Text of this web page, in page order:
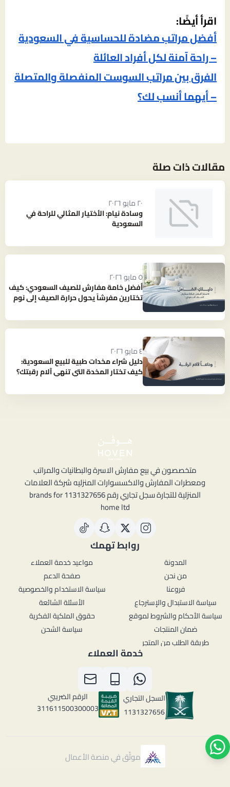
اقرأ أيضًا:
أفضل مراتب مضادة للحساسية في السعودية
– راحة آمنة لكل أفراد العائلة
الفرق بين مراتب السوست المنفصلة والمتصلة
– أيهما أنسب لك؟
مقالات ذات صلة
٢٠ مايو ٢٠٢٦
وسادة نيام: الأختيار المثالي للراحة في
السعودية
٥ مايو ٢٠٢٦
أفضل خامة مفارش للصيف السعودي: كيف
تختارين مفرشاً يحول حرارة الصيف إلى نوم
٤ مايو ٢٠٢٦
دليل شراء مخدات طبية للبيع السعودية:
كيف تختار المخدة التي تنهي آلام رقبتك؟
متخصصون في بيع مفارش الاسرة والبطانيات والمراتب
ومعطرات المفارش والاكسسوارات المنزليه شركة العلامات
المنزلية للتجارة سجل تجاري رقم 1131327656 brands for
home ltd
روابط تهمك
المدونة
من نحن
فروعنا
سياسة الاستبدال والإسترجاع
سياسة الأحكام والشروط لموقع
ضمان المنتجات
طريقة الطلب من المتجر
مواعيد خدمة العملاء
صفحة الدعم
سياسة الاستخدام والخصوصية
الأسئلة الشائعة
حقوق الملكية الفكرية
سياسة الشحن
خدمة العملاء
السجل التجاري
1131327656
الرقم الضريبي
311611500300003
موثّق في منصة الأعمال